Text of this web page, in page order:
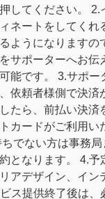
してください。 2.
ネートをしてくれ
ようになりますの
サポーターへお伝
能です。 3.サポー
依頼者様側で決済
たら、前払い決済
カードがご利用い
でない方は事務局
となります。 4.予
アデザイン、イン
ス提供終了後は、